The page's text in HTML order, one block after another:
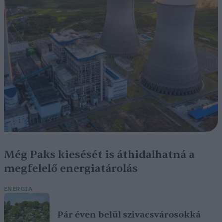
Még Paks kiesését is áthidalhatná a
megfelelő energiatárolás
ENERGIA
Pár éven belül szivacsvárosokká